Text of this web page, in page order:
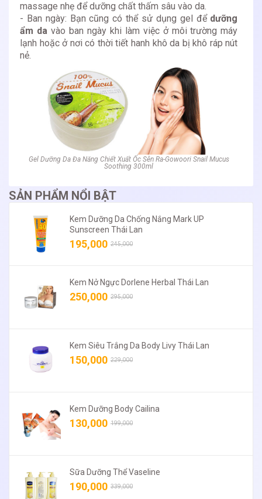
massage nhẹ để dưỡng chất thấm sâu vào da.
- Ban ngày: Bạn cũng có thể sử dụng gel để dưỡng
ẩm davào ban ngày khi làm việc ở môi trường máy
lạnh hoặc ở nơi có thời tiết hanh khô da bị khô ráp nút
nẻ.
Gel Dưỡng Da Đa Năng Chiết Xuất Ốc Sên Ra-Gowoori Snail Mucus
Soothing 300ml
SẢN PHẨM NỔI BẬT
Kem Dưỡng Da Chống Nắng Mark UP
Sunscreen Thái Lan
195,000 245,000
Kem Nở Ngực Dorlene Herbal Thái Lan
250,000 295,000
Kem Siêu Trắng Da Body Livy Thái Lan
150,000 229,000
Kem Dưỡng Body Cailina
130,000 199,000
Sữa Dưỡng Thể Vaseline
190,000 339,000